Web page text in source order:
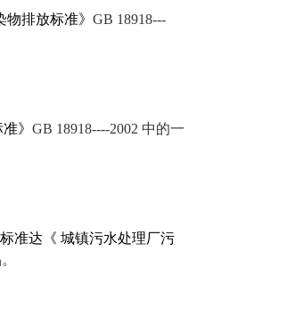
排放标准》 GB 18918---
》 GB 18918----2002 中的一
达《 城镇污水处理厂污